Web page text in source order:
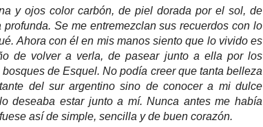
y ojos color carbón, de piel dorada por el sol, de
Se me entremezclan sus recuerdos con lo
Ahora con él en mis manos siento que lo vivido es
de volver a verla, de pasear junto a ella por los
de Esquel. No podía creer que tanta belleza
del sur argentino sino de conocer a mi dulce
deseaba estar junto a mí. Nunca antes me había
así de simple, sencilla y de buen corazón.